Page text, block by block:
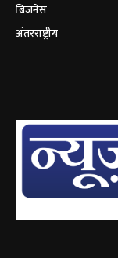
बिजनेस
अंतरराष्ट्रीय